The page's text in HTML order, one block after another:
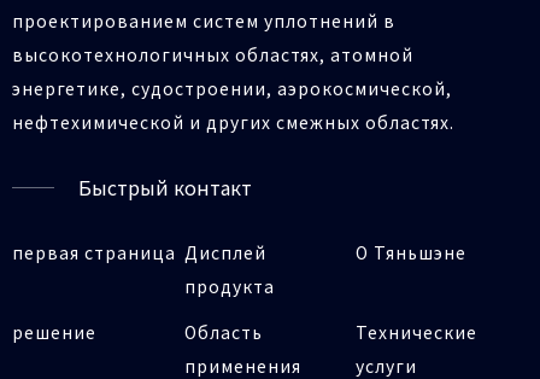
проектированием систем уплотнений в
высокотехнологичных областях, атомной
энергетике, судостроении, аэрокосмической,
нефтехимической и других смежных областях.
Быстрый контакт
первая страница Дисплей
продукта
О Тяньшэне
решение
Область
применения
Технические
услуги